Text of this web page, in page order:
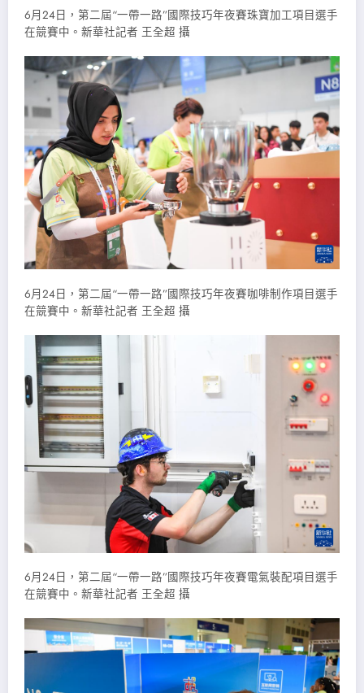
6月24日，第二屆“一帶一路”國際技巧年夜賽珠寶加工項目選手
在競賽中。新華社記者 王全超 攝
6月24日，第二屆“一帶一路”國際技巧年夜賽咖啡制作項目選手
在競賽中。新華社記者 王全超 攝
6月24日，第二屆“一帶一路”國際技巧年夜賽電氣裝配項目選手
在競賽中。新華社記者 王全超 攝